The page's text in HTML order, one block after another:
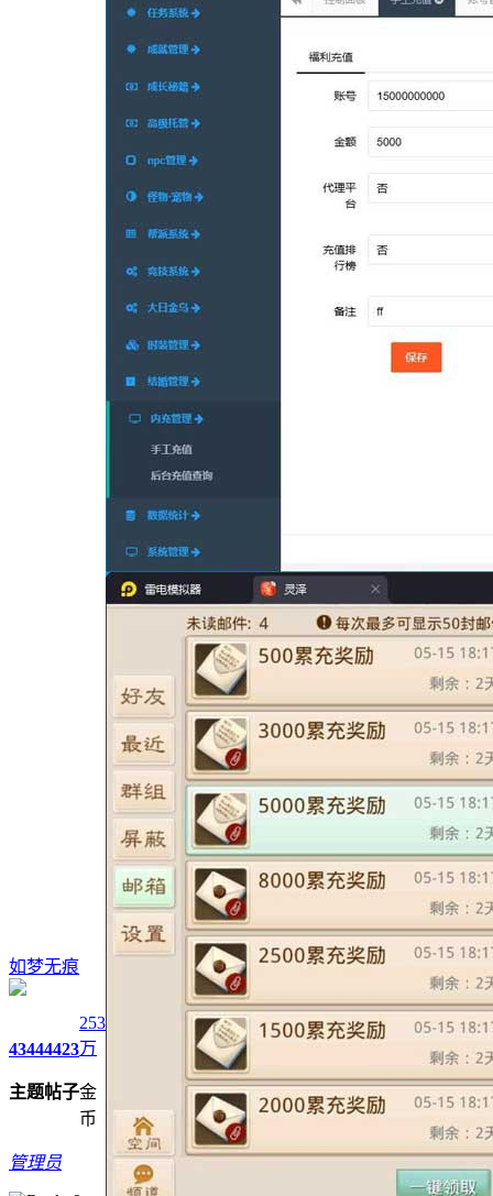
如梦无痕
4344
主题
4423
帖子
253
万
金
币
管理员